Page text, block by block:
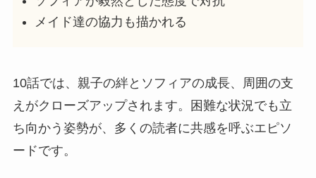
メイド達の協力も描かれる
10話では、親子の絆とソフィアの成長、周囲の支
えがクローズアップされます。困難な状況でも立
ち向かう姿勢が、多くの読者に共感を呼ぶエピソ
ードです。